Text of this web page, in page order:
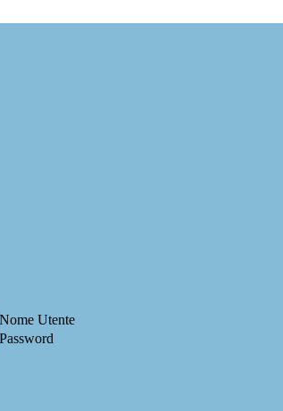
Nome Utente
Password